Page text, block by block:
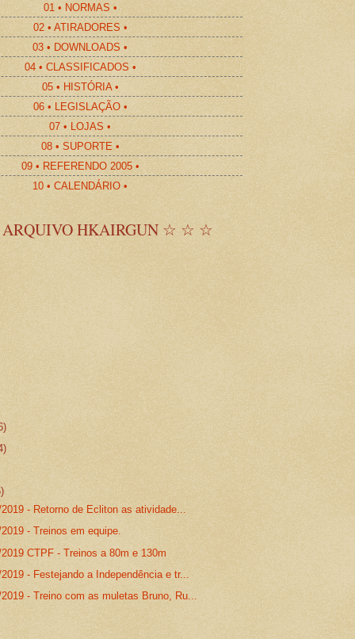
01 • NORMAS •
02 • ATIRADORES •
03 • DOWNLOADS •
04 • CLASSIFICADOS •
05 • HISTÓRIA •
06 • LEGISLAÇÃO •
07 • LOJAS •
08 • SUPORTE •
09 • REFERENDO 2005 •
10 • CALENDÁRIO •
HKAIRGUN ☆ ☆ ☆
- Retorno de Ecliton as atividade...
- Treinos em equipe.
CTPF - Treinos a 80m e 130m
- Festejando a Independência e tr...
- Treino com as muletas Bruno, Ru...